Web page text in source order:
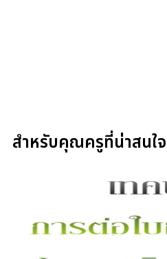
สำหรับคุณครูที่น่าสนใจ